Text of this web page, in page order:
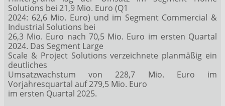
Solutions bei 21,9 Mio. Euro (Q1
2024: 62,6 Mio. Euro) und im Segment Commercial &
Industrial Solutions bei
26,3 Mio. Euro nach 70,5 Mio. Euro im ersten Quartal
2024. Das Segment Large
Scale & Project Solutions verzeichnete planmäßig ein
deutliches
Umsatzwachstum von 228,7 Mio. Euro im
Vorjahresquartal auf 279,5 Mio. Euro
im ersten Quartal 2025.